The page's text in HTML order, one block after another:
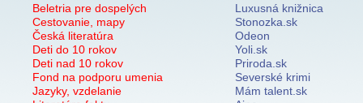
Beletria pre dospelých
Cestovanie, mapy
Česká literatúra
Deti do 10 rokov
Deti nad 10 rokov
Fond na podporu umenia
Jazyky, vzdelanie
Luxusná knižnica
Stonozka.sk
Odeon
Yoli.sk
Priroda.sk
Severské krimi
Mám talent.sk